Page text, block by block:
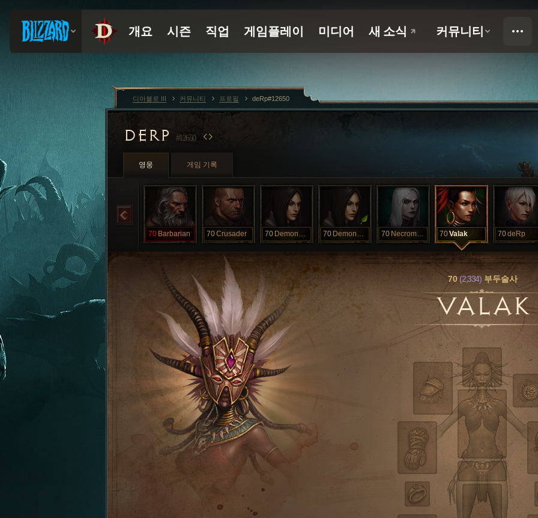
DERP #12650
영웅 게임 기록
70 Barbarian 70Crusader 70 DemonHunter 70 DemonHunter 70 Necromancer 70Valak 70deRp
70(2,334)부두술사
VALAK
디아블로 III 커뮤니티 프로필 deRp#12650